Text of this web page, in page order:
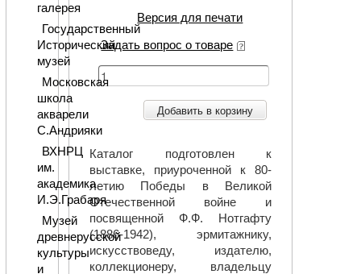
Версия для печати
Задать вопрос о товаре
Добавить в корзину
Каталог подготовлен к
выставке, приуроченной к 80-
летию Победы в Великой
Отечественной войне и
посвященной Ф.Ф. Нотгафту
(1886-1942), эрмитажнику,
искусствоведу, издателю,
коллекционеру, владельцу
галерея
Государственный
Исторический
музей
Московская
школа
акварели
С.Андрияки
ВХНРЦ
им.
академика
И.Э.Грабаря
Музей
древнерусской
культуры
и